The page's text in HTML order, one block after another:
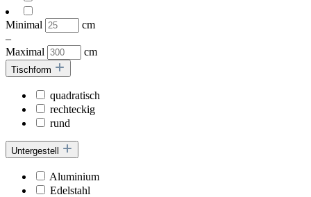
Minimal
cm
–
Maximal
cm
Tischform
quadratisch
rechteckig
rund
Untergestell
Aluminium
Edelstahl